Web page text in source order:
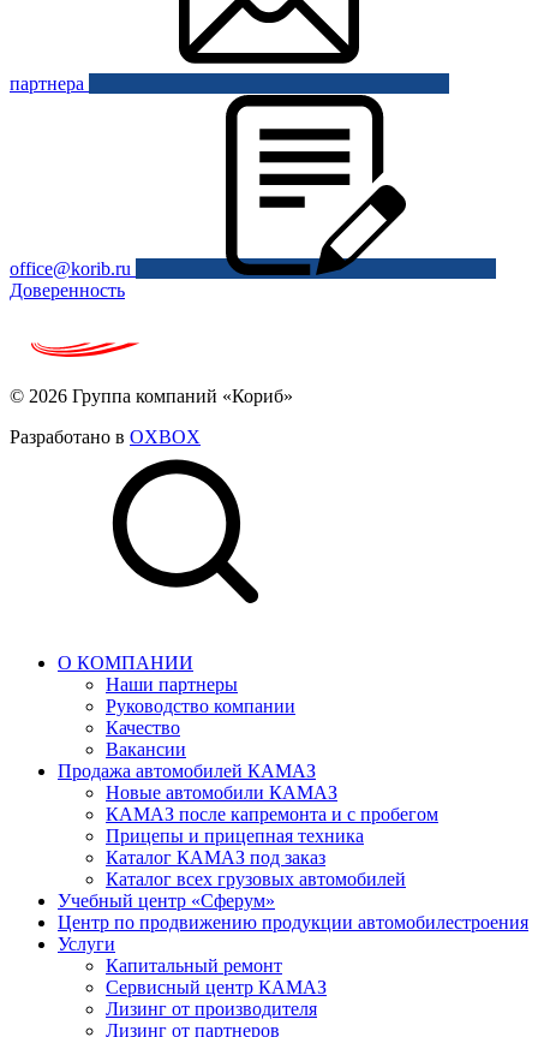
партнера
office@korib.ru
Доверенность
© 2026 Группа компаний «Кориб»
Разработано в OXBOX
О КОМПАНИИ
Наши партнеры
Руководство компании
Качество
Вакансии
Продажа автомобилей КАМАЗ
Новые автомобили КАМАЗ
КАМАЗ после капремонта и с пробегом
Прицепы и прицепная техника
Каталог КАМАЗ под заказ
Каталог всех грузовых автомобилей
Учебный центр «Сферум»
Центр по продвижению продукции автомобилестроения
Услуги
Капитальный ремонт
Сервисный центр КАМАЗ
Лизинг от производителя
Лизинг от партнеров